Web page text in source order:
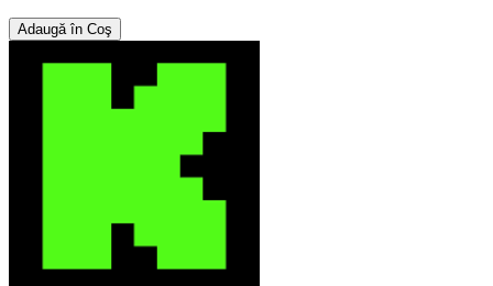
Adaugă în Coş